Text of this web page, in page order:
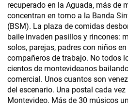
recuperado en la Aguada, más de
concentran en torno a la Banda
(BSM). La plaza de comidas
baile invaden pasillos y rincones:
solos, parejas, padres con niños
compañeros de trabajo. No todos
cientos de montevideanos
comercial. Unos cuantos son
del escenario. Una postal cada
Montevideo. Más de 30 músicos